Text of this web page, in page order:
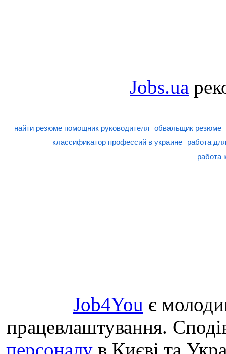
Jobs.ua
найти резюме помощник руководителя
обвальщик резюме
классификатор профессий в украине
работа
работа
Job4You є
працевлаштування.